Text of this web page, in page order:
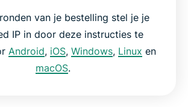
van je bestelling stel je je
IP in door deze instructies te
Android, iOS, Windows, Linux en
macOS.